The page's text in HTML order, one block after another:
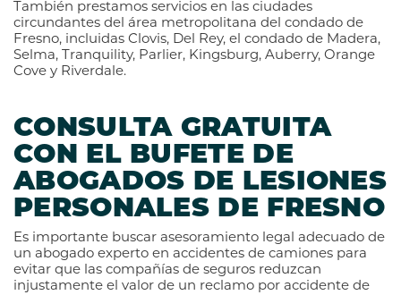
También prestamos servicios en las ciudades
circundantes del área metropolitana del condado de
Fresno, incluidas Clovis, Del Rey, el condado de Madera,
Selma, Tranquility, Parlier, Kingsburg, Auberry, Orange
Cove y Riverdale.
CONSULTA GRATUITA
CON EL BUFETE DE
ABOGADOS DE LESIONES
PERSONALES DE FRESNO
Es importante buscar asesoramiento legal adecuado de
un abogado experto en accidentes de camiones para
evitar que las compañías de seguros reduzcan
injustamente el valor de un reclamo por accidente de